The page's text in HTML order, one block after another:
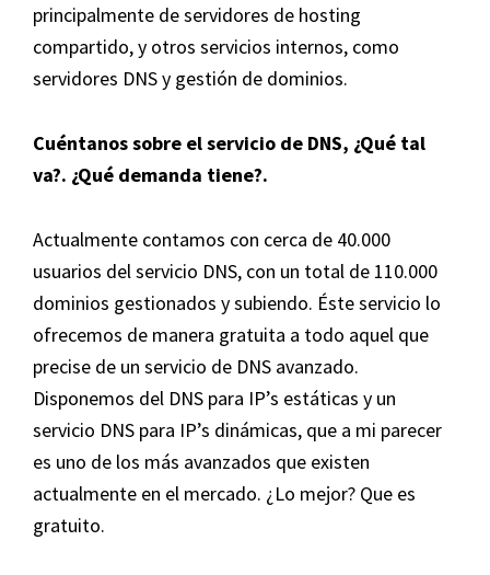
principalmente de servidores de hosting
compartido, y otros servicios internos, como
servidores DNS y gestión de dominios.
Cuéntanos sobre el servicio de DNS, ¿Qué tal
va?. ¿Qué demanda tiene?.
Actualmente contamos con cerca de 40.000
usuarios del servicio DNS, con un total de 110.000
dominios gestionados y subiendo. Éste servicio lo
ofrecemos de manera gratuita a todo aquel que
precise de un servicio de DNS avanzado.
Disponemos del DNS para IP’s estáticas y un
servicio DNS para IP’s dinámicas, que a mi parecer
es uno de los más avanzados que existen
actualmente en el mercado. ¿Lo mejor? Que es
gratuito.